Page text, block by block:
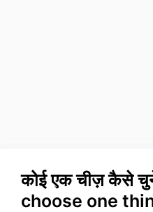
कोई एक चीज़ कैसे
choose one